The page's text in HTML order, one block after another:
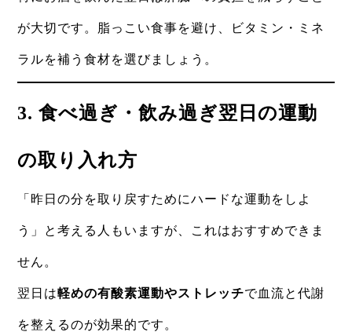
が大切です。脂っこい食事を避け、ビタミン・ミネ
ラルを補う食材を選びましょう。
3. 食べ過ぎ・飲み過ぎ翌日の運動
の取り入れ方
「昨日の分を取り戻すためにハードな運動をしよ
う」と考える人もいますが、これはおすすめできま
せん。
翌日は軽めの有酸素運動やストレッチで血流と代謝
を整えるのが効果的です。